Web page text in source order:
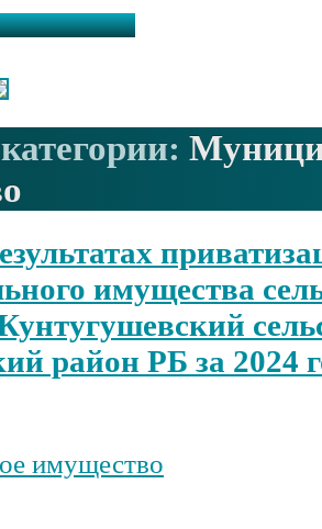
имущества
район РБ за 2024
имущество